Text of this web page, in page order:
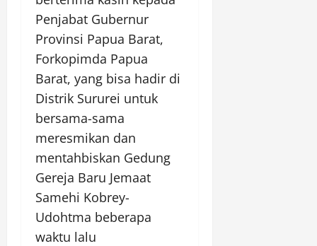
Penjabat Gubernur
Provinsi Papua Barat,
Forkopimda Papua
Barat, yang bisa hadir di
Distrik Sururei untuk
bersama-sama
meresmikan dan
mentahbiskan Gedung
Gereja Baru Jemaat
Samehi Kobrey-
Udohtma beberapa
waktu lalu